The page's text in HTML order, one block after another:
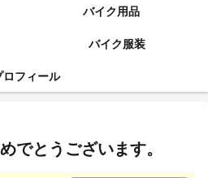
バイク用品
バイク服装
ロフィール
でとうございます。